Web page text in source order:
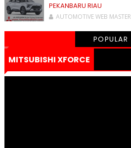
PEKANBARU RIAU
AUTOMOTIVE WEB MASTER
POPULAR
MITSUBISHI XFORCE